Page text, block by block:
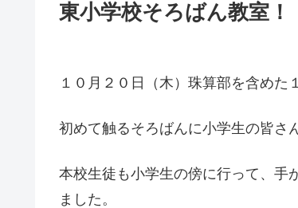
東小学校そろばん教室！
１０月２０日（木）珠算部を含めた
初めて触るそろばんに小学生の皆さ
本校生徒も小学生の傍に行って、手
ました。